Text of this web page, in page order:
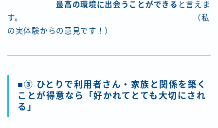
最高の環境に出会うことができる と言えま
す。 （私
の実体験からの意見です！）
■③ ひとりで利用者さん・家族と関係を築く
ことが得意なら「好かれてとても大切にされ
る」